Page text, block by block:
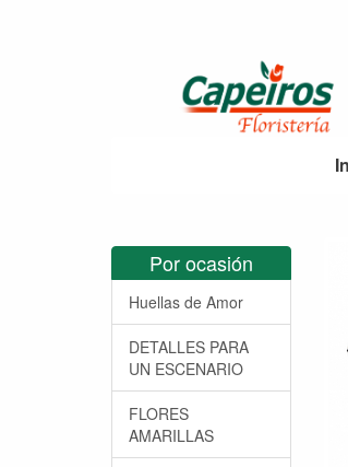
Por ocasión
Huellas de Amor
DETALLES PARA
UN ESCENARIO
FLORES
AMARILLAS